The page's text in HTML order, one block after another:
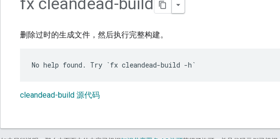
删除过时的生成文件，然后执行完整构建。
cleandead-build 源代码